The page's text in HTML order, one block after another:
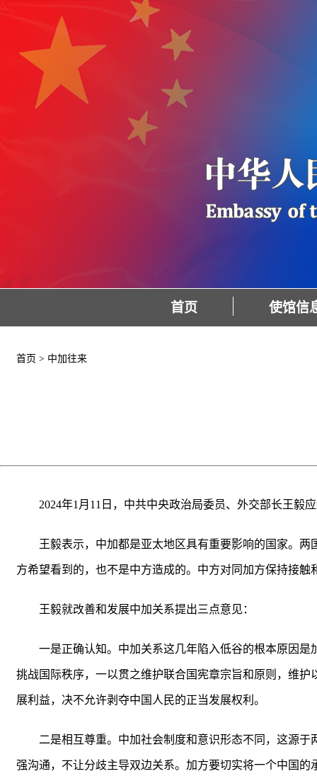
首页 使馆信
首页 > 中加往来
2024年1月11日，中共中央政治局委员、外交部长王毅
王毅表示，中加都是亚太地区具有重要影响的国家。
方希望看到的，也不是中方造成的。中方对同加方保持接触
王毅就改善和发展中加关系提出三点意见：
一是正确认知。中加关系这几年陷入低谷的根本原因
挑战国际秩序，一以贯之维护联合国宪章宗旨和原则，维
展利益，决不允许剥夺中国人民的正当发展权利。
二是相互尊重。中加社会制度和意识形态不同，这源
强沟通，不让分歧主导双边关系。加方要切实将一个中国